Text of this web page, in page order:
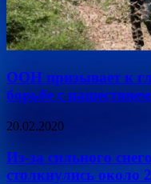
ООН призывает к
борьбе с
20.02.2020
Из-за сильного
столкнулись около